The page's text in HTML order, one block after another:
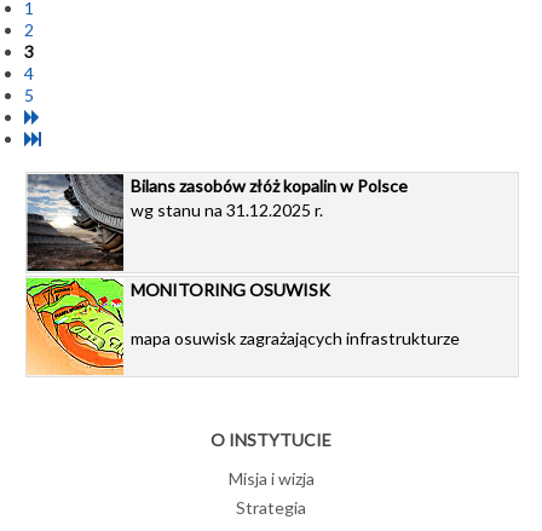
1
2
3
4
5
Bilans zasobów złóż kopalin w Polsce
wg stanu na 31.12.2025 r.
MONITORING OSUWISK
mapa osuwisk zagrażających infrastrukturze
O INSTYTUCIE
Misja i wizja
Strategia